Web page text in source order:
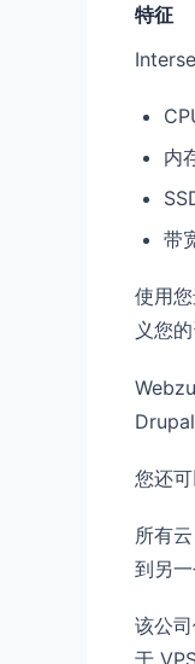
特征
内
带
使用
义您
您还
所有
到另一
该公